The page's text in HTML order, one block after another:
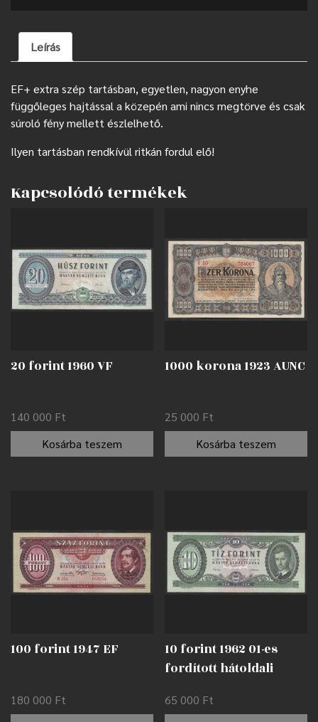
Leírás
EF+ extra szép tartásban, egyetlen, nagyon enyhe
függőleges hajtással a közepén ami nincs megtörve és csak
súroló fény mellett észlelhető.
Ilyen tartásban rendkívül ritkán fordul elő!
Kapcsolódó termékek
20 forint 1960 VF
140 000 Ft
Kosárba teszem
1000 korona 1923 AUNC
25 000 Ft
Kosárba teszem
100 forint 1947 EF
180 000 Ft
10 forint 1962 01-es
fordított hátoldali
65 000 Ft